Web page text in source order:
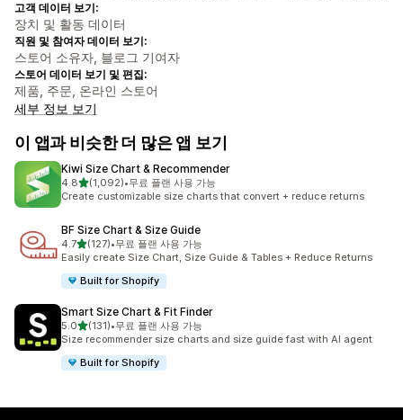
고객 데이터 보기:
장치 및 활동 데이터
직원 및 참여자 데이터 보기:
스토어 소유자, 블로그 기여자
스토어 데이터 보기 및 편집:
제품, 주문, 온라인 스토어
세부 정보 보기
이 앱과 비슷한 더 많은 앱 보기
Kiwi Size Chart & Recommender
4.8별 5개 중
(1,092)
총 리뷰 1092개
•무료 플랜 사용 가능
Create customizable size charts that convert + reduce returns
BF Size Chart & Size Guide
4.7별 5개 중
(127)
총 리뷰 127개
•무료 플랜 사용 가능
Easily create Size Chart, Size Guide & Tables + Reduce Returns
Built for Shopify
Smart Size Chart & Fit Finder
5.0별 5개 중
(131)
총 리뷰 131개
•무료 플랜 사용 가능
Size recommender size charts and size guide fast with AI agent
Built for Shopify